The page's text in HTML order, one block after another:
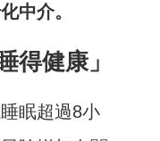
中介。
得健康」
眠超過8小